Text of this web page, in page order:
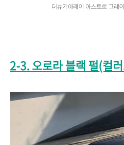
더뉴기아레이 아스트로 그레
2-3. 오로라 블랙 펄(컬